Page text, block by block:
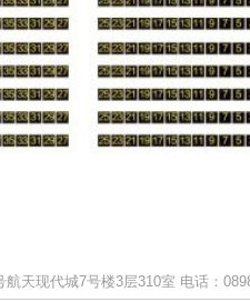
天现代城7号楼3层310室 电话：